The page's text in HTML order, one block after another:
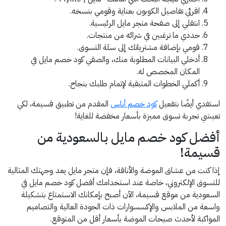
اقرئي تفاصيل الكوبون بعناية وقومي بنسخه.
انتقلي إلى صفحة متجر مايل الرئيسية.
حددي ما ترغبين في شرائه من منتجات.
قومي بإضافة مشترياتك إلى سلة التسوق.
أدخلي البيانات المطلوبة منك، والصقي كود خصم مايل في
المكان المخصص له.
أكملي الخطوات المتبقية لإتمام طلبك بنجاح.
استفدي أيضًا بتفعيلكود خصم أناس المقدم من تطبيق قسيمة، لكي
تعيشي تجربة تسوق مميزة بأسعار مخفضة للغاية!
أفضل كود خصم مايل بالسعودية من
قسيمة!
إذا كنت من عشاق الموضة والأناقة، فإن متجر مايل يعد وجهتك المثالية
للتسوق الإلكتروني، خاصة عند استخدامك أفضل كود خصم مايل في
السعودية من موقع قسيمة، الآن أصبح بإمكانك الاستمتاع بتشكيلة
واسعة من الملابس والإكسسوارات ذات الجودة العالية والتصاميم
المواكبة لأحدث صيحات الموضة بأسعار أقل من المتوقع.